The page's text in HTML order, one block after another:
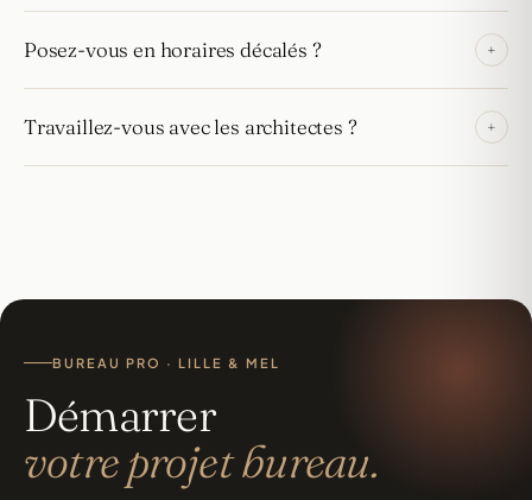
standard. Les projets complexes peuvent dépasser selon
Posez-vous en horaires décalés ? +
selon la contrainte — à préciser lors de la prise de brief.
Travaillez-vous avec les architectes ? +
BUREAU PRO · LILLE & MEL
Démarrer
votre projet bureau.